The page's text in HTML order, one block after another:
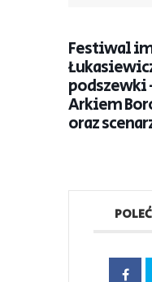
Festiwal
podszewki
Arkiem
oraz